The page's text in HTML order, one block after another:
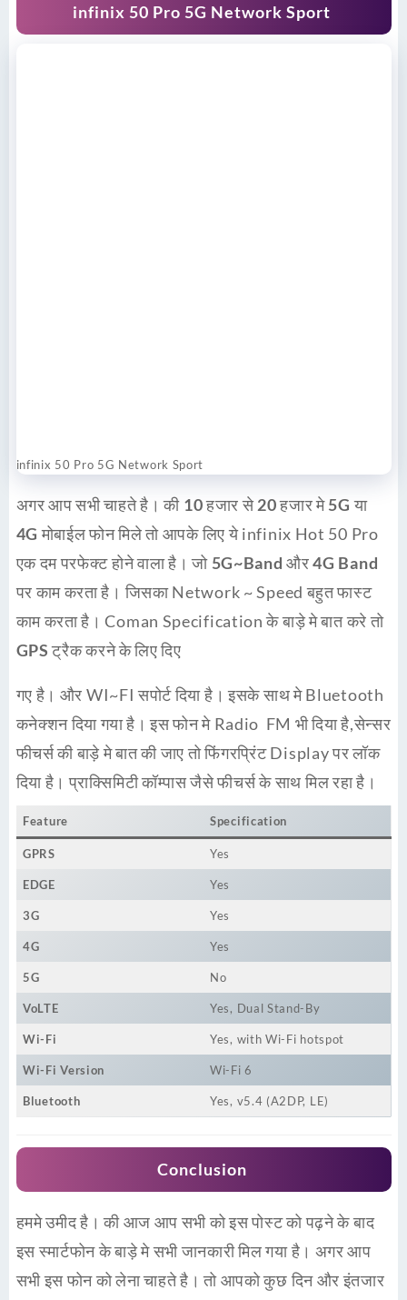
infinix 50 Pro 5G Network Sport
infinix 50 Pro 5G Network Sport
अगर आप सभी चाहते है। की 10 हजारसे20 हजारमे5G या
4Gमोबाईल फोन मिले तो आपके लिए ये infinix Hot 50 Pro
एक दम परफेक्ट होने वाला है। जो 5G~Band और4G Band
पर काम करता है। जिसका Network ~ Speed बहुत फास्ट
काम करता है। Coman Specification के बाड़े मे बात करे तो
GPSट्रैक करने के लिए दिए
गए है। और WI~FI सपोर्ट दिया है। इसके साथ मे Bluetooth
कनेक्शन दिया गया है। इस फोन मे Radio FM भी दिया है,सेन्सर
फीचर्स की बाड़े मे बात की जाए तो फिंगरप्रिंट Display पर लॉक
दिया है। प्राक्सिमिटी कॉम्पास जैसे फीचर्स के साथ मिल रहा है।
Feature Specification
GPRS Yes
EDGE Yes
3G Yes
4G Yes
5G No
VoLTE Yes, Dual Stand-By
Wi-Fi Yes, with Wi-Fi hotspot
Wi-Fi Version Wi-Fi 6
Bluetooth Yes, v5.4 (A2DP, LE)
Conclusion
हममे उमीद है। की आज आप सभी को इस पोस्ट को पढ़ने के बाद
इस स्मार्टफोन के बाड़े मे सभी जानकारी मिल गया है। अगर आप
सभी इस फोन को लेना चाहते है। तो आपको कुछ दिन और इंतजार